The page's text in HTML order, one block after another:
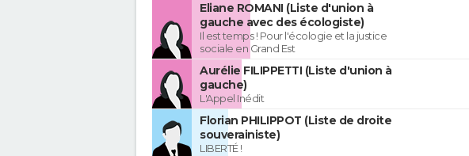
Eliane ROMANI (Liste d'union à
gauche avec des écologiste)
Il est temps ! Pour l'écologie et la justice
sociale en Grand Est
Aurélie FILIPPETTI (Liste d'union à
gauche)
L'Appel Inédit
Florian PHILIPPOT (Liste de droite
souverainiste)
LIBERTÉ !